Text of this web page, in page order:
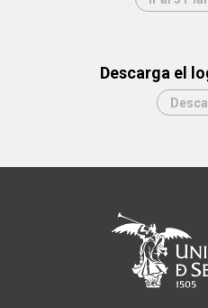
Descarga el